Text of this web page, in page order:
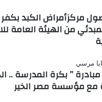
مركزأمراض الكبد
من الهيئة العامة
” بكرة المدرسة ..
مع مؤسسة مصر الخير